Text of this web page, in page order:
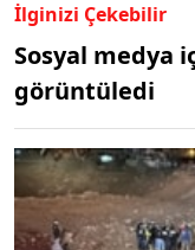
İlginizi Çekebilir
Sosyal medya
görüntüledi